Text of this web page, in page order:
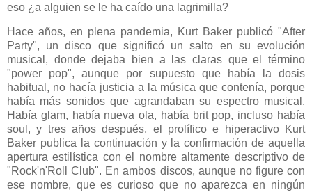
eso ¿a alguien se le ha caído una lagrimilla?
Hace años, en plena pandemia, Kurt Baker publicó "After
Party", un disco que significó un salto en su evolución
musical, donde dejaba bien a las claras que el término
"power pop", aunque por supuesto que había la dosis
habitual, no hacía justicia a la música que contenía, porque
había más sonidos que agrandaban su espectro musical.
Había glam, había nueva ola, había brit pop, incluso había
soul, y tres años después, el prolífico e hiperactivo Kurt
Baker publica la continuación y la confirmación de aquella
apertura estilística con el nombre altamente descriptivo de
"Rock'n'Roll Club". En ambos discos, aunque no figure con
ese nombre, que es curioso que no aparezca en ningún